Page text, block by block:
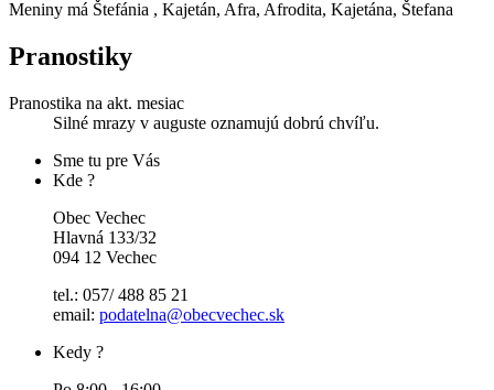
Meniny má Štefánia , Kajetán, Afra, Afrodita, Kajetána, Štefana
Pranostiky
Pranostika na akt. mesiac
Silné mrazy v auguste oznamujú dobrú chvíľu.
Sme tu pre Vás
Kde ?
Obec Vechec
Hlavná 133/32
094 12 Vechec
tel.: 057/ 488 85 21
email: podatelna@obecvechec.sk
Kedy ?